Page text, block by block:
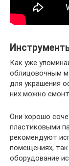
Как уже
облицовочным
для украшения
них можно
Они хорошо
пластиковыми
рекомендуют
помещениях, так
оборудование